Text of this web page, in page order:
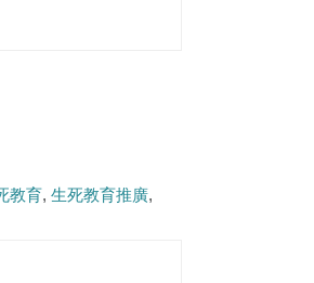
教育 生死教育推廣